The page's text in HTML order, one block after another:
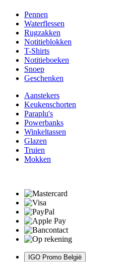
Pennen
Waterflessen
Rugzakken
Notitieblokken
T-Shirts
Notitieboeken
Snoep
Geschenken
Aanstekers
Keukenschorten
Paraplu's
Powerbanks
Winkeltassen
Glazen
Truien
Mokken
IGO Promo België